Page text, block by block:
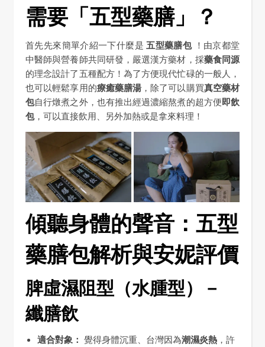
需要「五型藥膳」？
首先先來簡單介紹一下什麼是五型藥膳包！由京都堂
中醫師與營養師共同研發，嚴選漢方藥材，採藥食同源
的理念設計了五種配方！為了方便現代忙碌的一般人，
也可以輕鬆享用的療癒藥膳湯 ，除了可以購買真空藥材
包自行燉煮之外，也有推出經過濃縮熬煮的超方便即飲
包，可以直接飲用、另外加熱或是拿來料理！
傾聽身體的聲音：五型
藥膳包解析與安妮評價
脾虛濕阻型（水腫型）－
纖膳飲
適合對象： 覺得身體沉重、台灣因為潮濕炎熱 ，許